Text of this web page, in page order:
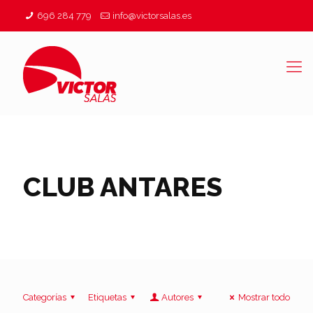
696 284 779 info@victorsalas.es
CLUB ANTARES
Categorías Etiquetas Autores Mostrar todo